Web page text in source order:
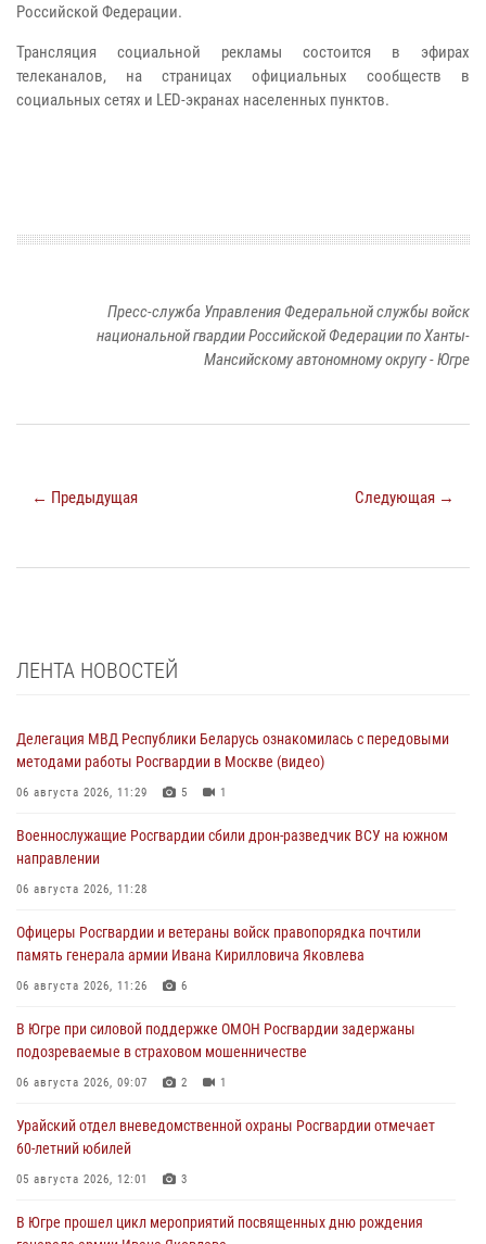
Российской Федерации.
Трансляция социальной рекламы состоится в эфирах
телеканалов, на страницах официальных сообществ в
социальных сетях и LED-экранах населенных пунктов.
Пресс-служба Управления Федеральной службы войск
национальной гвардии Российской Федерации по Ханты-
Мансийскому автономному округу - Югре
← Предыдущая Следующая →
ЛЕНТА НОВОСТЕЙ
Делегация МВД Республики Беларусь ознакомилась с передовыми
методами работы Росгвардии в Москве (видео)
06 августа 2026, 11:29 5 1
Военнослужащие Росгвардии сбили дрон-разведчик ВСУ на южном
направлении
06 августа 2026, 11:28
Офицеры Росгвардии и ветераны войск правопорядка почтили
память генерала армии Ивана Кирилловича Яковлева
06 августа 2026, 11:26 6
В Югре при силовой поддержке ОМОН Росгвардии задержаны
подозреваемые в страховом мошенничестве
06 августа 2026, 09:07 2 1
Урайский отдел вневедомственной охраны Росгвардии отмечает
60-летний юбилей
05 августа 2026, 12:01 3
В Югре прошел цикл мероприятий посвященных дню рождения